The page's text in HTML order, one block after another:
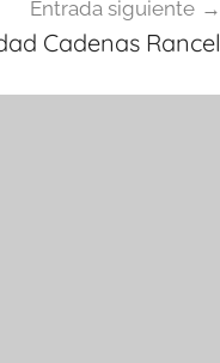
Entrada siguiente
Cadenas Rancel